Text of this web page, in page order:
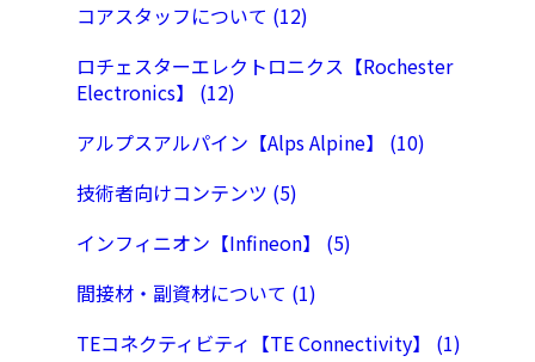
コアスタッフについて (12)
ロチェスターエレクトロニクス【Rochester
Electronics】 (12)
アルプスアルパイン【Alps Alpine】 (10)
技術者向けコンテンツ (5)
インフィニオン【Infineon】 (5)
間接材・副資材について (1)
TEコネクティビティ【TE Connectivity】 (1)